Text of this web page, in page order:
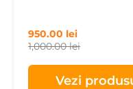
1,000.00lei
950.00 lei
Vezi